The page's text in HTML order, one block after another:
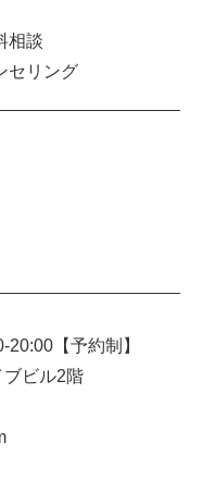
相談
セリング
【予約制】
ビル2階